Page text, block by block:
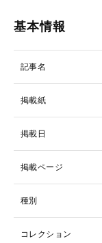
基本情報
記事名
掲載紙
掲載日
掲載ページ
種別
コレクション